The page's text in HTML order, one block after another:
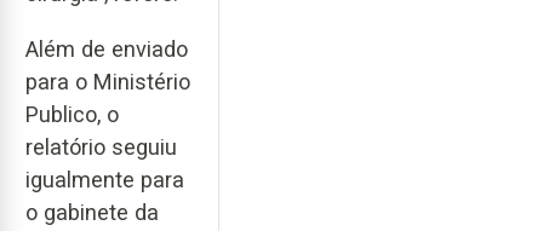
Além de enviado
para o Ministério
Publico, o
relatório seguiu
igualmente para
o gabinete da